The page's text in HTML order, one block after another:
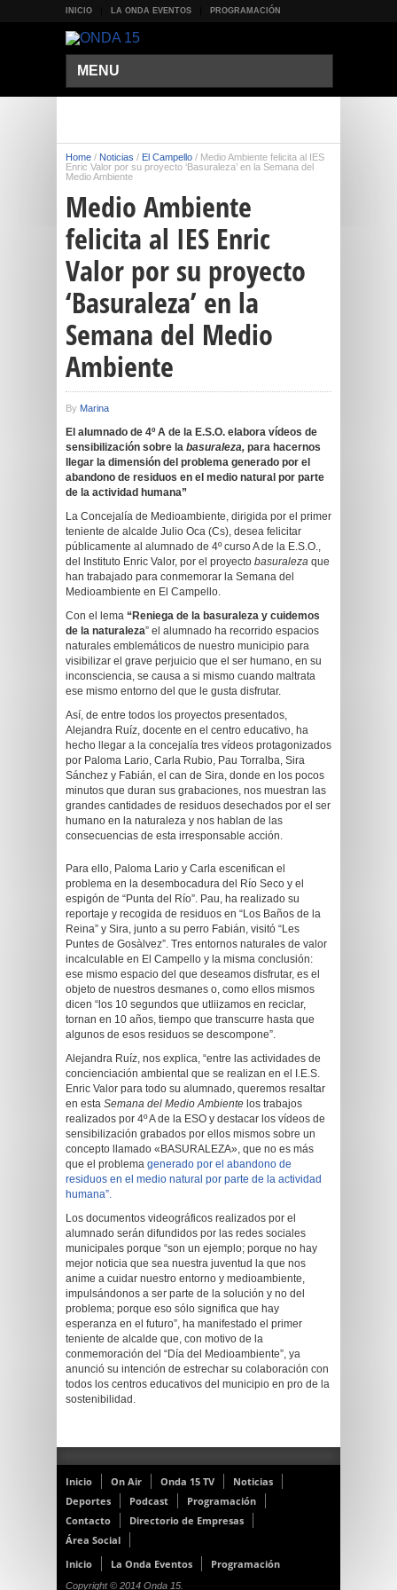
INICIO LA ONDA EVENTOS PROGRAMACIÓN
MENU
Home / Noticias / El Campello / Medio Ambiente felicita al IES
Enric Valor por su proyecto ‘Basuraleza’ en la Semana del
Medio Ambiente
Medio Ambiente
felicita al IES Enric
Valor por su proyecto
‘Basuraleza’ en la
Semana del Medio
Ambiente
By Marina
El alumnado de 4º A de la E.S.O. elabora vídeos de
sensibilización sobre la basuraleza, para hacernos
llegar la dimensión del problema generado por el
abandono de residuos en el medio natural por parte
de la actividad humana”
La Concejalía de Medioambiente, dirigida por el primer
teniente de alcalde Julio Oca (Cs), desea felicitar
públicamente al alumnado de 4º curso A de la E.S.O.,
del Instituto Enric Valor, por el proyecto basuraleza que
han trabajado para conmemorar la Semana del
Medioambiente en El Campello.
Con el lema “Reniega de la basuraleza y cuidemos
de la naturaleza” el alumnado ha recorrido espacios
naturales emblemáticos de nuestro municipio para
visibilizar el grave perjuicio que el ser humano, en su
inconsciencia, se causa a si mismo cuando maltrata
ese mismo entorno del que le gusta disfrutar.
Así, de entre todos los proyectos presentados,
Alejandra Ruíz, docente en el centro educativo, ha
hecho llegar a la concejalía tres vídeos protagonizados
por Paloma Lario, Carla Rubio, Pau Torralba, Sira
Sánchez y Fabián, el can de Sira, donde en los pocos
minutos que duran sus grabaciones, nos muestran las
grandes cantidades de residuos desechados por el ser
humano en la naturaleza y nos hablan de las
consecuencias de esta irresponsable acción.
Para ello, Paloma Lario y Carla escenifican el
problema en la desembocadura del Río Seco y el
espigón de “Punta del Río”. Pau, ha realizado su
reportaje y recogida de residuos en “Los Baños de la
Reina” y Sira, junto a su perro Fabián, visitó “Les
Puntes de Gosàlvez”. Tres entornos naturales de valor
incalculable en El Campello y la misma conclusión:
ese mismo espacio del que deseamos disfrutar, es el
objeto de nuestros desmanes o, como ellos mismos
dicen “los 10 segundos que utliizamos en reciclar,
tornan en 10 años, tiempo que transcurre hasta que
algunos de esos residuos se descompone”.
Alejandra Ruíz, nos explica, “entre las actividades de
concienciación ambiental que se realizan en el I.E.S.
Enric Valor para todo su alumnado, queremos resaltar
en esta Semana del Medio Ambiente los trabajos
realizados por 4º A de la ESO y destacar los vídeos de
sensibilización grabados por ellos mismos sobre un
concepto llamado «BASURALEZA», que no es más
que el problema generado por el abandono de
residuos en el medio natural por parte de la actividad
humana”.
Los documentos videográficos realizados por el
alumnado serán difundidos por las redes sociales
municipales porque “son un ejemplo; porque no hay
mejor noticia que sea nuestra juventud la que nos
anime a cuidar nuestro entorno y medioambiente,
impulsándonos a ser parte de la solución y no del
problema; porque eso sólo significa que hay
esperanza en el futuro”, ha manifestado el primer
teniente de alcalde que, con motivo de la
conmemoración del “Día del Medioambiente”, ya
anunció su intención de estrechar su colaboración con
todos los centros educativos del municipio en pro de la
sostenibilidad.
Inicio On Air Onda 15 TV
Noticias
Deportes
Podcast
Programación
Contacto
Directorio de Empresas
Área Social
Inicio
La Onda Eventos Programación
Copyright © 2014 Onda 15.